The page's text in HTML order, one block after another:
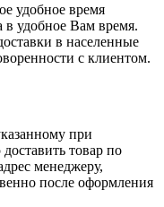
удобное время
в удобное Вам время.
в населенные
с клиентом.
при
товар по
менеджеру,
после оформления